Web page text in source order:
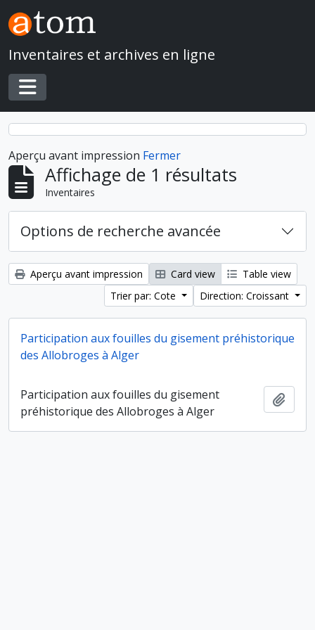
Skip to main content
Inventaires et archives en ligne
Toggle navigation
Aperçu avant impression Fermer
Affichage de 1 résultats
Inventaires
Options de recherche avancée
Aperçu avant impression Card view
Table view
Trier par: Cote
Direction: Croissant
Participation aux fouilles du gisement préhistorique
des Allobroges à Alger
Participation aux fouilles du gisement
préhistorique des Allobroges à Alger